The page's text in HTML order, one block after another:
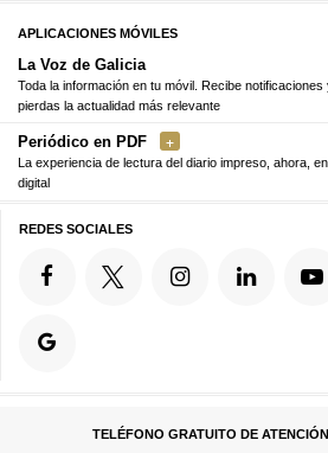
APLICACIONES MÓVILES
La Voz de Galicia
Toda la información en tu móvil. Recibe notificaciones
pierdas la actualidad más relevante
Periódico en PDF
La experiencia de lectura del diario impreso, ahora,
digital
REDES SOCIALES
TELÉFONO GRATUITO DE